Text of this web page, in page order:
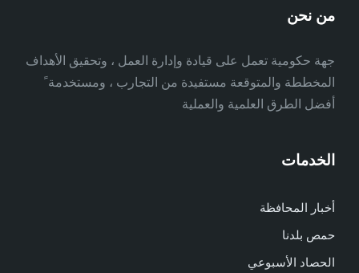
من نحن
جهة حكومية تعمل على قيادة وإدارة العمل ، وتحقيق الأهداف
المخططة والمتوقعة مستفيدة من التجارب ، ومستخدمة ً
أفضل الطرق العلمية والعملية
الخدمات
أخبار المحافظة
حمص بلدنا
الحصاد الأسبوعي